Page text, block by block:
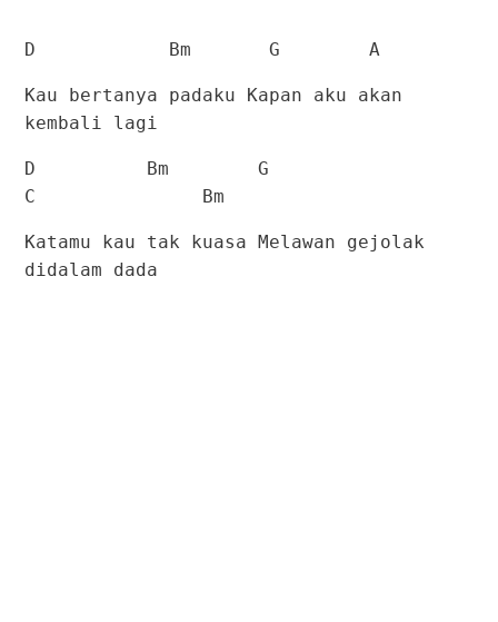
D Bm G A
Kau bertanya padaku Kapan aku akan
kembali lagi
D Bm
G
C
Bm
Katamu kau tak kuasa Melawan gejolak
didalam dada